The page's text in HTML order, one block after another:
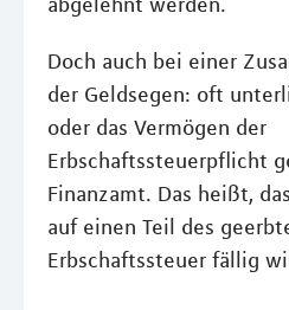
Doch auch bei einer
der Geldsegen: oft
oder das Vermögen der
Erbschaftssteuerpflicht
Finanzamt. Das heißt,
auf einen Teil des
Erbschaftssteuer fällig